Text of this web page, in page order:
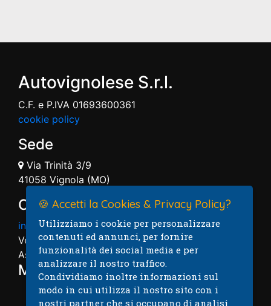
Autovignolese S.r.l.
C.F. e P.IVA 01693600361
cookie policy
Sede
Via Trinità 3/9
41058 Vignola (MO)
Contatti
info@autovignolese.it
Vendita: 059.7574004
Assistenza: 059.7574005
Mappa
🍪 Accetti la Cookies & Privacy Policy?
Utilizziamo i cookie per personalizzare
contenuti ed annunci, per fornire
funzionalità dei social media e per
analizzare il nostro traffico.
Condividiamo inoltre informazioni sul
modo in cui utilizza il nostro sito con i
nostri partner che si occupano di analisi